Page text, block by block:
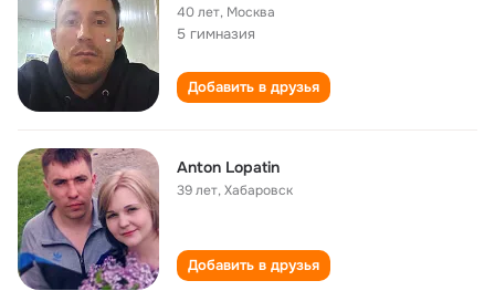
40 лет, Москва
5 гимназия
Добавить в друзья
Anton Lopatin
39 лет,Хабаровск
Добавить в друзья